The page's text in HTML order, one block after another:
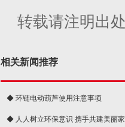
转载请注明出
相关新闻推荐
◆ 环链电动葫芦使用注意事项
◆ 人人树立环保意识 携手共建美丽